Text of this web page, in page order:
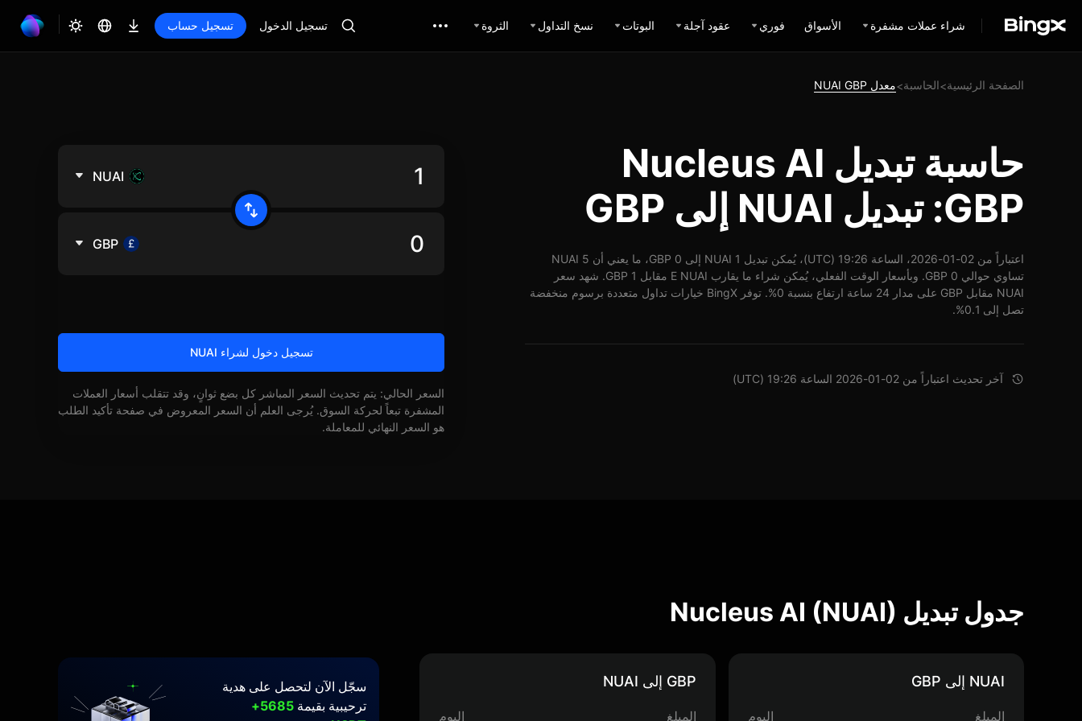
شراء عملات مشفرة الأسواق فوري عقود آجلة البوتات نسخ التداول الثروة تسجيل الدخول تسجيل حساب
الصفحة الرئيسية>الحاسبة>معدل NUAI GBP
حاسبة تبديل Nucleus AI
GBP: تبديل NUAI إلى GBP
اعتباراً من 02-01-2026، الساعة 19:26 (UTC)، يُمكن تبديل 1 NUAI إلى 0 GBP، ما يعني أن 5 NUAI
تساوي حوالي 0 GBP. وبأسعار الوقت الفعلي، يُمكن شراء ما يقارب E NUAI مقابل 1 GBP. شهد سعر
NUAI مقابل GBP على مدار 24 ساعة ارتفاع بنسبة 0%. توفر BingX خيارات تداول متعددة برسوم منخفضة
تصل إلى 0.1%.
آخر تحديث اعتباراً من 02-01-2026 الساعة 19:26 (UTC)
NUAI
GBP
تسجيل دخول لشراء NUAI
السعر الحالي: يتم تحديث السعر المباشر كل بضع ثوانٍ، وقد تتقلب أسعار العملات
المشفرة تبعاً لحركة السوق. يُرجى العلم أن السعر المعروض في صفحة تأكيد الطلب
هو السعر النهائي للمعاملة.
جدول تبديل Nucleus AI (NUAI)
NUAI إلى GBP
المبلغ اليوم
GBP إلى NUAI
المبلغ اليوم
سجّل الآن لتحصل على هدية
ترحيبية بقيمة
5685+